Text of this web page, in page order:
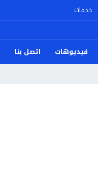
خدمات
فيديوهات اتصل بنا